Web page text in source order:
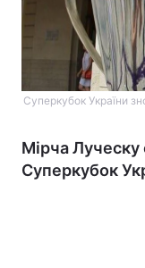
Суперкубок України
Мірча Луческу
Суперкубок